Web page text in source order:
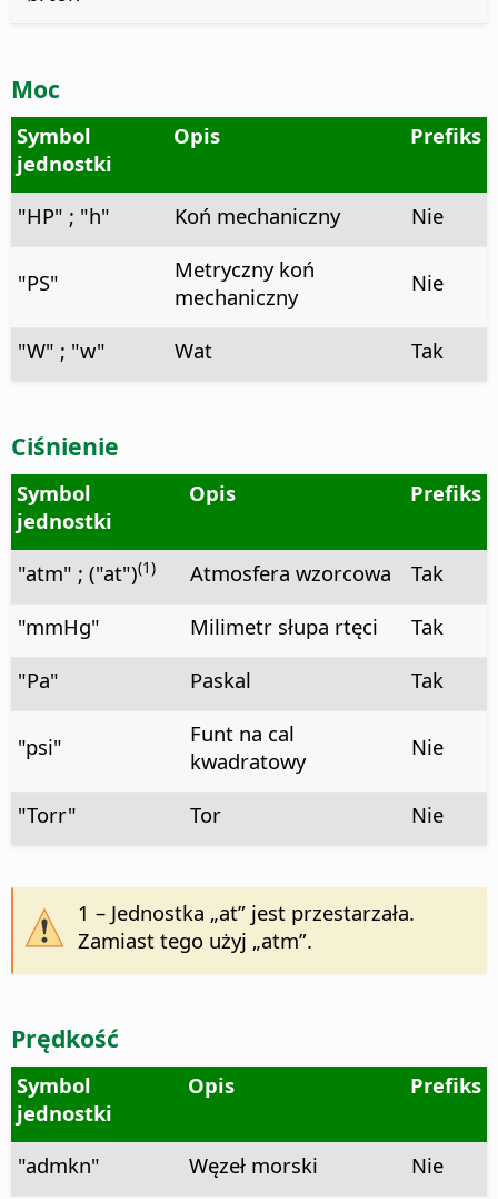
Moc
Symbol
jednostki
Opis Prefiks
"HP" ; "h" Koń mechaniczny Nie
"PS"
Metryczny koń
mechaniczny
Nie
"W" ; "w" Wat Tak
Ciśnienie
Symbol
jednostki
Opis Prefiks
"atm" ; ("at")(1) Atmosfera wzorcowa
Tak
"mmHg"
Milimetr słupa rtęci
Tak
"Pa"
Paskal Tak
"psi"
Funt na cal
kwadratowy
Nie
"Torr" Tor Nie
1 – Jednostka „at” jest przestarzała.
Zamiast tego użyj „atm”.
Prędkość
Symbol
jednostki
Opis Prefiks
"admkn" Węzeł morski Nie